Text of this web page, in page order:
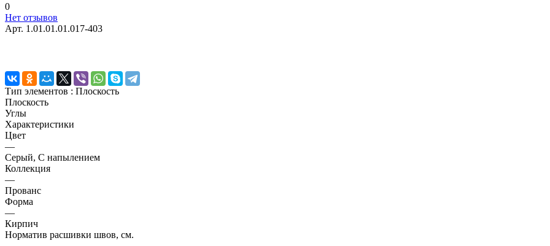
0
Нет отзывов
Арт. 1.01.01.01.017-403
Тип элементов : Плоскость
Плоскость
Углы
Характеристики
Цвет
—
Серый, С напылением
Коллекция
—
Прованс
Форма
—
Кирпич
Норматив расшивки швов, см.